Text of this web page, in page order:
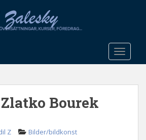
Bourek
Z Bilder/bildkonst